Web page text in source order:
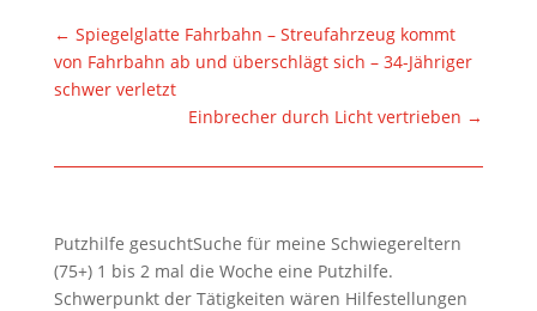
← Spiegelglatte Fahrbahn – Streufahrzeug kommt
von Fahrbahn ab und überschlägt sich – 34-Jähriger
schwer verletzt
Einbrecher durch Licht vertrieben →
Putzhilfe gesuchtSuche für meine Schwiegereltern
(75+) 1 bis 2 mal die Woche eine Putzhilfe.
Schwerpunkt der Tätigkeiten wären Hilfestellungen